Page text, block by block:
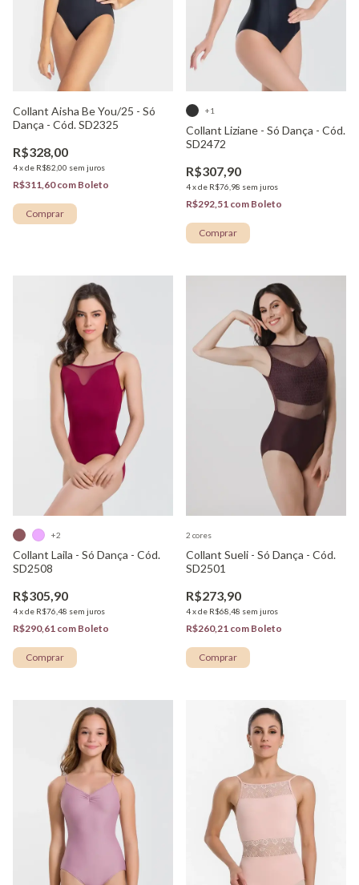
Collant Aisha Be You/25 - Só
Dança - Cód. SD2325
R$328,00
4xde R$82,00 sem juros
R$311,60com Boleto
Comprar
Collant Liziane - Só Dança - Cód.
SD2472
R$307,90
4xde R$76,98 sem juros
R$292,51 com Boleto
+1
Comprar
Collant Laila - Só Dança - Cód.
SD2508
R$305,90
4xde R$76,48 sem juros
R$290,61 com Boleto
+2
Comprar
Collant Sueli - Só Dança - Cód.
SD2501
R$273,90
4xde R$68,48 sem juros
R$260,21 com Boleto
2 cores
Comprar